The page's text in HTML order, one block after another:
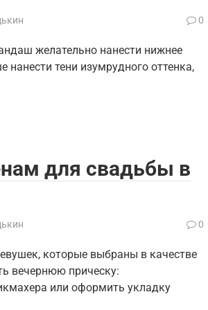
0
желательно нанести нижнее
нанести тени изумрудного оттенка,
для свадьбы в
0
которые выбраны в качестве
вечернюю прическу:
или оформить укладку